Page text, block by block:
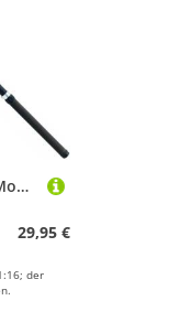
Balzer Karpfenrute Balzer Modul X-Ray Tele 100 - Länge 3,50m, Balzer Modul X-Ray Tele 100 - Länge 3,50m
29,95 €
der